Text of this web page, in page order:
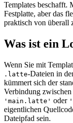
Templates beschafft.
Festplatte, aber das
praktisch von überall
Was ist ein
Wenn Sie mit
.latte-Dateien in
kümmert sich der
Verbindung zwischen
'main.latte' oder
eigentlichen
Dateipfad sein.